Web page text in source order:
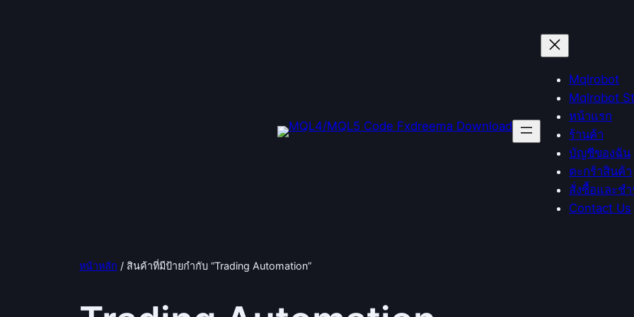
Mqlrobot
Mqlrobot
หน้าแรก
ร้านค้า
บัญชีของฉัน
ตะกร้าสินค้า
สั่งซื้อและชำ
Contact Us
หน้าหลัก / สินค้าที่มีป้ายกำกับ “Trading Automation”